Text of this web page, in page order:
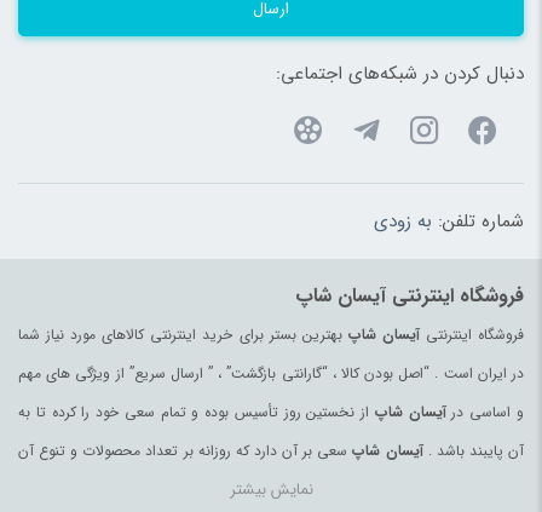
ارسال
دنبال کردن در شبکه‌های اجتماعی:
شماره تلفن: به زودی
فروشگاه اینترنتی آیسان شاپ
فروشگاه اینترنتیآیسان شاپبهترین بستر برای خرید اینترنتی کالاهای مورد نیاز شما
در ایران است . “اصل بودن کالا ، “گارانتی بازگشت” ، ” ارسال سریع” از ویژگی های مهم
و اساسی درآیسان شاپ از نخستین روز تأسیس بوده و تمام سعی خود را کرده تا به
آن پایبند باشد .آیسان شاپ سعی بر آن دارد که روزانه بر تعداد محصولات و تنوع آن
بیفزاید تا بتواند نیاز همه ی افراد با هر نوع سلیقه را در خرید محصولات اینترنتی مرتفع
نمایش بیشتر